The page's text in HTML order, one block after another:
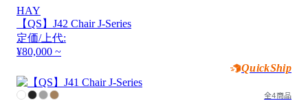
HAY
【QS】J42 Chair J-Series
定価/上代:
¥80,000 ~
QuickShip
全4商品